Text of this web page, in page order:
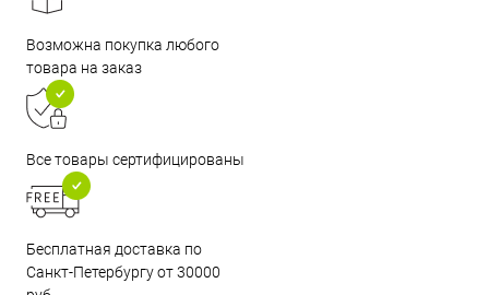
Возможна покупка любого
товара на заказ
Все товары сертифицированы
Бесплатная доставка по
Санкт-Петербургу от 30000